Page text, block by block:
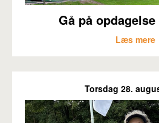
Gå på
Læs mere
Torsdag 28.